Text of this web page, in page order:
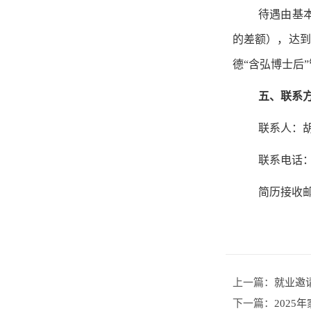
待遇由基
的差额），达
德“含弘博士后
五、联系
联系人：
联系电话
简历接收
上一篇： 就业邀
下一篇： 2025年